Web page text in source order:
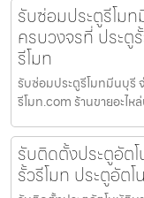
รับซ่อมประตูรีโมท
ครบวงจรที่ ประตู
รีโมท
รับซ่อมประตูรีโมทมีนบุรี
รีโมท.com ร้านขายอะไ
รับติดตั้งประตูอัต
รั้วรีโมท ประตูอัต